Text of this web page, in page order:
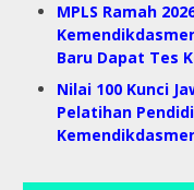
MPLS Ramah
Baru Dapat Tes
Nilai 100 Kunci
Pelatihan